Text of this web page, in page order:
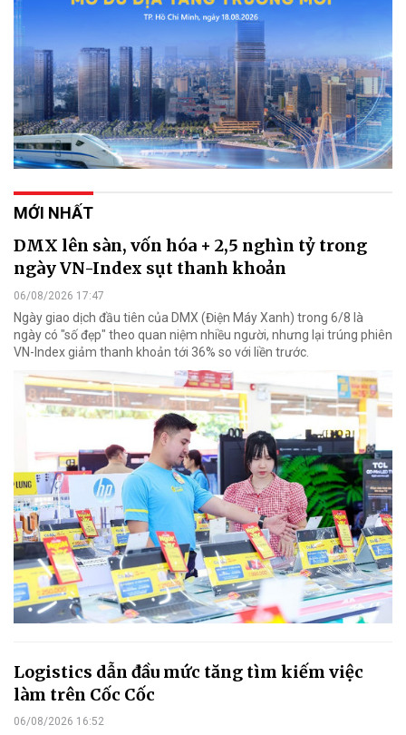
MỚI NHẤT
DMX lên sàn, vốn hóa + 2,5 nghìn tỷ trong
ngày VN-Index sụt thanh khoản
06/08/2026 17:47
Ngày giao dịch đầu tiên của DMX (Điện Máy Xanh) trong 6/8 là
ngày có "số đẹp" theo quan niệm nhiều người, nhưng lại trúng phiên
VN-Index giảm thanh khoản tới 36% so với liền trước.
Logistics dẫn đầu mức tăng tìm kiếm việc
làm trên Cốc Cốc
06/08/2026 16:52